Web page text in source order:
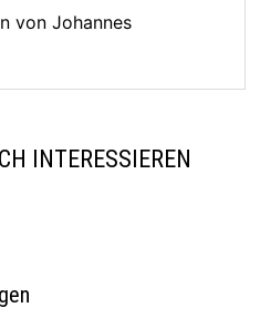
von Johannes
INTERESSIEREN